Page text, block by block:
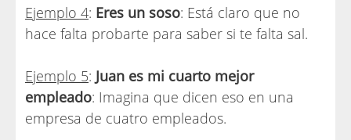
Ejemplo 4: Eres un soso: Está claro que no
hace falta probarte para saber si te falta sal.
Ejemplo 5: Juan es mi cuarto mejor
empleado: Imagina que dicen eso en una
empresa de cuatro empleados.